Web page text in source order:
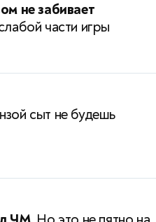
не забивает
части игры
сыт не будешь